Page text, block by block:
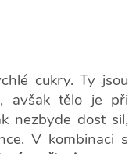
cukry. Ty jsou
avšak tělo je při
nezbyde dost sil,
V kombinaci s